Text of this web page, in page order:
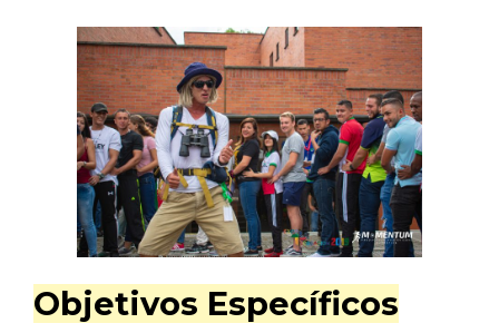
Objetivos Específicos